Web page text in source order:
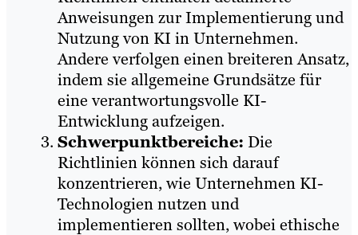
Anweisungen zur Implementierung und
Nutzung von KI in Unternehmen.
Andere verfolgen einen breiteren Ansatz,
indem sie allgemeine Grundsätze für
eine verantwortungsvolle KI-
Entwicklung aufzeigen.
Schwerpunktbereiche: Die
Richtlinien können sich darauf
konzentrieren, wie Unternehmen KI-
Technologien nutzen und
implementieren sollten, wobei ethische